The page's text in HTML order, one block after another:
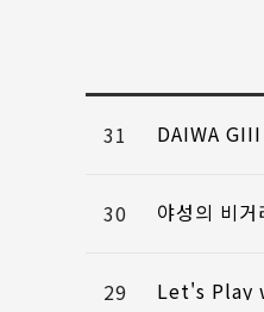
31 DAIWA
30 야성의 비
29 Let's Play